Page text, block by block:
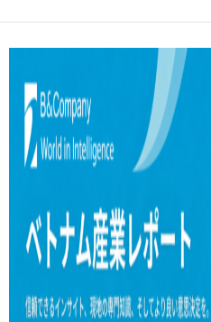
ニュースレターを購読する